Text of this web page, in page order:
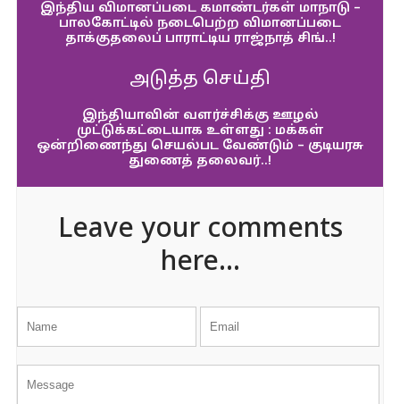
இந்திய விமானப்படை கமாண்டர்கள் மாநாடு –
பாலகோட்டில் நடைபெற்ற விமானப்படை
தாக்குதலைப் பாராட்டிய ராஜ்நாத் சிங்..!
அடுத்த செய்தி
இந்தியாவின் வளர்ச்சிக்கு ஊழல்
முட்டுக்கட்டையாக உள்ளது : மக்கள்
ஒன்றிணைந்து செயல்பட வேண்டும் – குடியரசு
துணைத் தலைவர்..!
Leave your comments
here...